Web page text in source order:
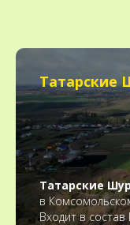
Татарские
Татарские
в
Входит в состав